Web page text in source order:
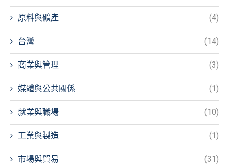
原料與礦產 (4)
台灣 (14)
商業與管理 (3)
媒體與公共關係 (1)
就業與職場 (10)
工業與製造 (1)
市場與貿易 (31)